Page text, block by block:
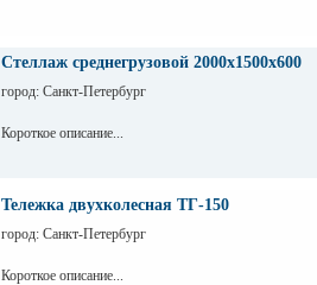
Стеллаж среднегрузовой 2000х1500х600
город: Санкт-Петербург
Короткое описание...
Тележка двухколесная ТГ-150
город: Санкт-Петербург
Короткое описание...